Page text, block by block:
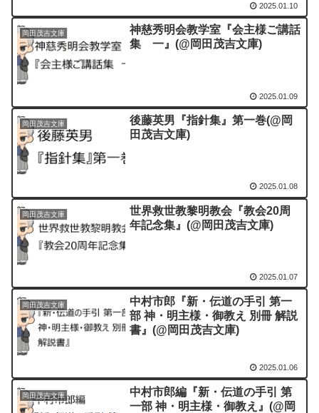
2025.01.10
岡田茂吉文庫
神慈秀明会教学室『会主様ご講話
集 一』(@岡田茂吉文庫)
2025.01.09
岡田茂吉文庫
後藤英男『指針集』第一巻(@岡
田茂吉文庫)
2025.01.08
岡田茂吉文庫
世界救世教黎明教会『教会20周
年記念集』(@岡田茂吉文庫)
2025.01.07
岡田茂吉文庫
中村市郎『新・伝道の手引 第一
部 神・明主様・御教え 別冊 解説
書』(@岡田茂吉文庫)
2025.01.06
岡田茂吉文庫
中村市郎編『新・伝道の手引 第
一部 神・明主様・御教え』(@岡